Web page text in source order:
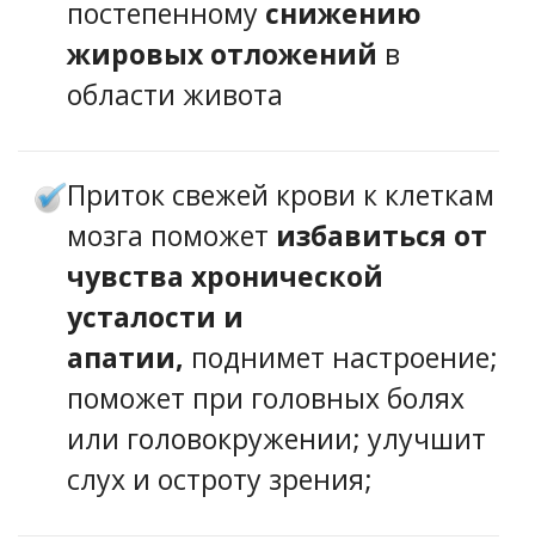
постепенному снижению
жировых отложений в
области живота
Приток свежей крови к клеткам
мозга поможет избавиться от
чувства хронической
усталости и
апатии, поднимет настроение;
поможет при головных болях
или головокружении; улучшит
слух и остроту зрения;